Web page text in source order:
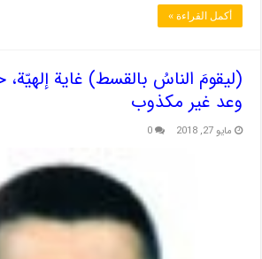
أكمل القراءة »
(ليقومَ الناسُ بالقسط) غاية إلهيّة،
وعد غير مكذوب
مايو 27, 2018 0